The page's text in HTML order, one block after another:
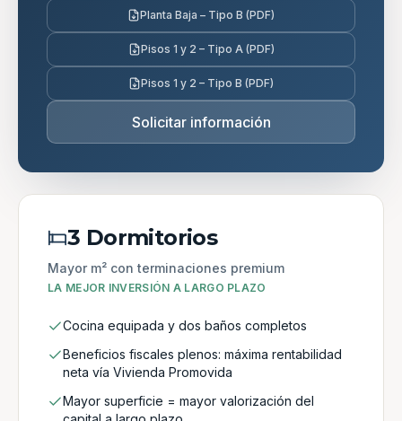
Planta Baja – Tipo B (PDF)
Pisos 1 y 2 – Tipo A (PDF)
Pisos 1 y 2 – Tipo B (PDF)
Solicitar información
3 Dormitorios
Mayor m² con terminaciones premium
LA MEJOR INVERSIÓN A LARGO PLAZO
Cocina equipada y dos baños completos
Beneficios fiscales plenos: máxima rentabilidad
neta vía Vivienda Promovida
Mayor superficie = mayor valorización del